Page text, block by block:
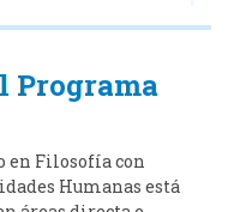
Programa
en Filosofía con
Humanas está